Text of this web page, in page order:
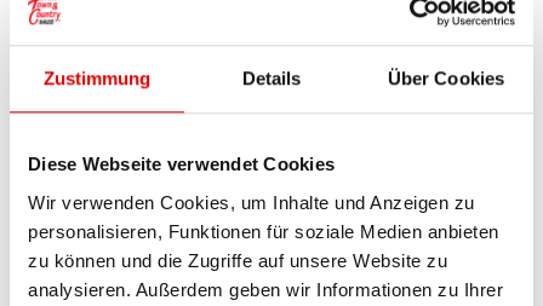
Zustimmung Details Über Cookies
Diese Webseite verwendet Cookies
Wir verwenden Cookies, um Inhalte und Anzeigen zu
personalisieren, Funktionen für soziale Medien anbieten
zu können und die Zugriffe auf unsere Website zu
analysieren. Außerdem geben wir Informationen zu Ihrer
Mit Sicherheit ins
Traumhaus
geprüfte Qualität, garantierte
Bauzeit und faire Fixpreise